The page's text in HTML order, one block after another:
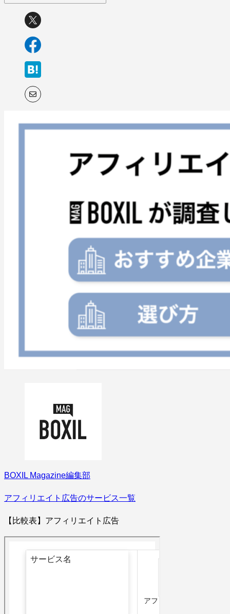
BOXIL Magazine編集部
アフィリエイト広告のサービス一覧
【比較表】アフィリエイト広告